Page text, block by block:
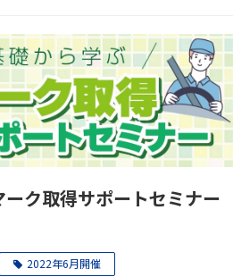
ーク取得サポートセミナー
2022年6月開催